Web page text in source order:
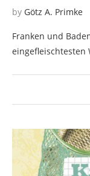
by Götz A. Primke
Franken und
eingefleischtesten